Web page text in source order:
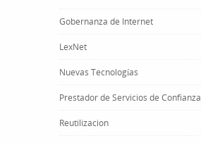
Gobernanza de Internet
LexNet
Nuevas Tecnologías
Prestador de Servicios de Confianza
Reutilizacion